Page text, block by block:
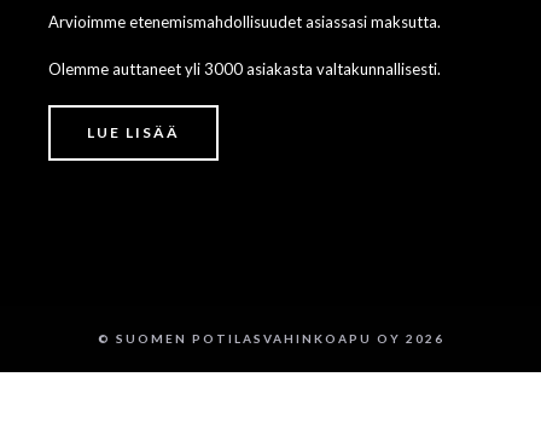
Arvioimme etenemismahdollisuudet asiassasi maksutta.
Olemme auttaneet yli 3000 asiakasta valtakunnallisesti.
LUE LISÄÄ
© SUOMEN POTILASVAHINKOAPU OY 2026